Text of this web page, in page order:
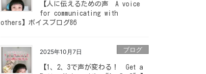
【人に伝えるための声 A voice
for communicating with
others】ボイスブログ86
2025年10月7日 ブログ
【1、2、3で声が変わる！ Get a